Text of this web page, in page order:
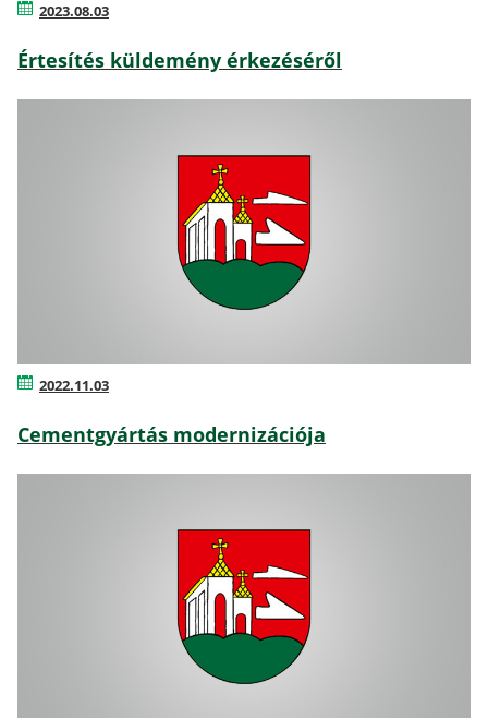
2023.08.03
Értesítés küldemény érkezéséről
2022.11.03
Cementgyártás modernizációja